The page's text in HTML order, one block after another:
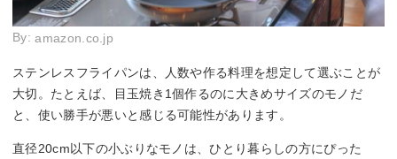
By:amazon.co.jp
ステンレスフライパンは、人数や作る料理を想定して選ぶことが
大切。たとえば、目玉焼き1個作るのに大きめサイズのモノだ
と、使い勝手が悪いと感じる可能性があります。
直径20cm以下の小ぶりなモノは、ひとり暮らしの方にぴった